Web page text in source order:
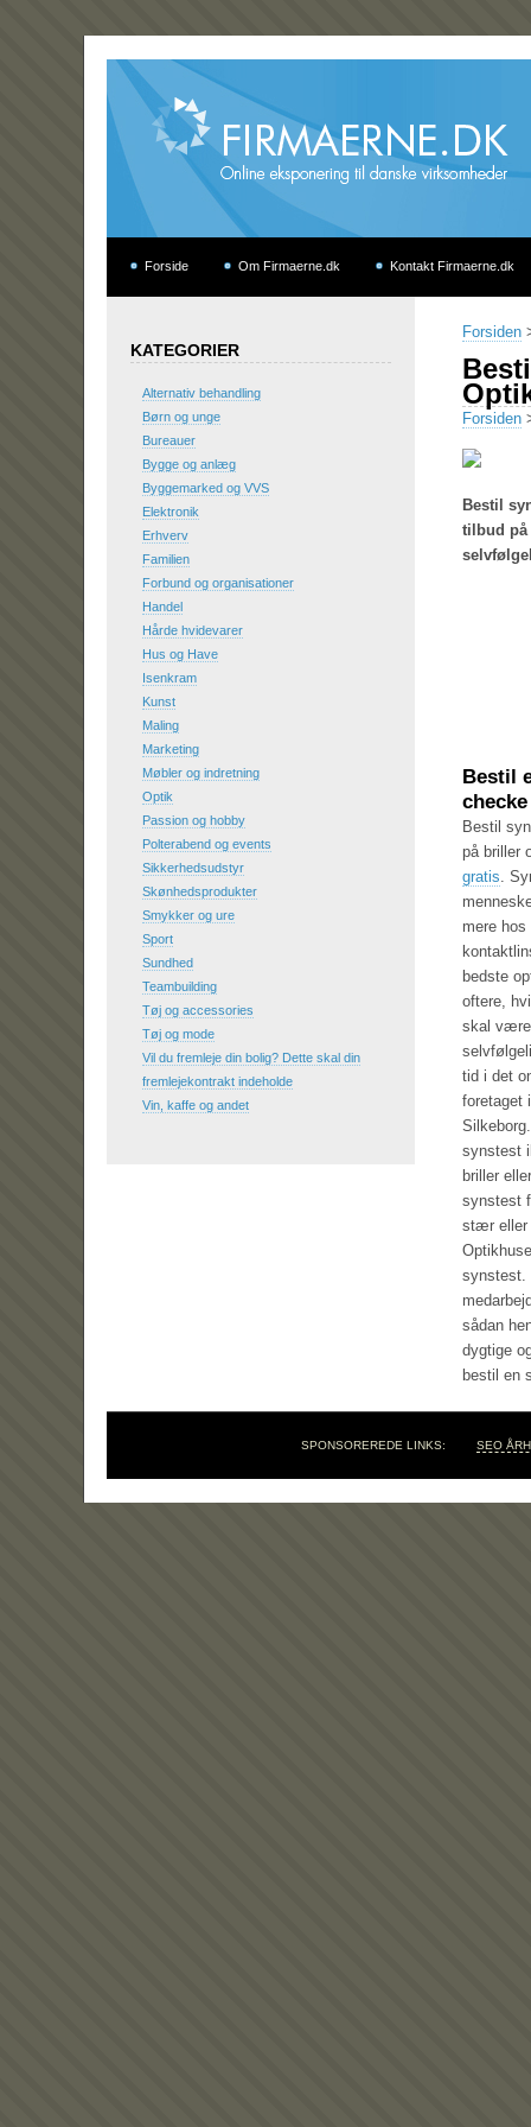
Forside Om Firmaerne.dk Kontakt Firmaerne.dk
Forsiden
Forsiden
Bestil
tilbud på
Bestil
Bestil
på briller
gratis.
mere
bedste
oftere,
skal være
tid i det
foretaget
synstest
briller
synstest
stær eller
synstest.
sådan
dygtige
bestil en
KATEGORIER
Alternativ behandling
Børn og unge
Bureauer
Bygge og anlæg
Byggemarked og VVS
Elektronik
Erhverv
Familien
Forbund og organisationer
Handel
Hårde hvidevarer
Hus og Have
Isenkram
Kunst
Maling
Marketing
Møbler og indretning
Optik
Passion og hobby
Polterabend og events
Sikkerhedsudstyr
Skønhedsprodukter
Smykker og ure
Sport
Sundhed
Teambuilding
Tøj og accessories
Tøj og mode
Vil du fremleje din bolig? Dette skal din
fremlejekontrakt indeholde
Vin, kaffe og andet
SPONSOREREDE LINKS: SEO